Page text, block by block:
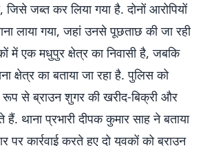
जिसे जब्त कर लिया गया है. दोनों आरोपियों
लाया गया, जहां उनसे पूछताछ की जा रही
में एक मधुपुर क्षेत्र का निवासी है, जबकि
क्षेत्र का बताया जा रहा है. पुलिस को
से ब्राउन शुगर की खरीद-बिक्री और
थाना प्रभारी दीपक कुमार साह ने बताया
कार्रवाई करते हुए दो युवकों को ब्राउन